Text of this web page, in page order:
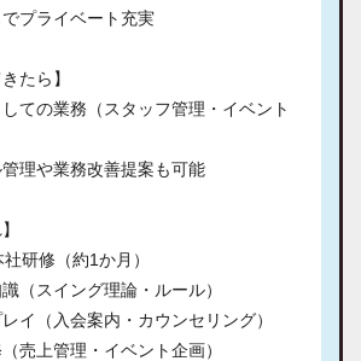
プライベート充実
たら】
しての業務（スタッフ管理・イベント
管理や業務改善提案も可能
社研修（約1か月）
識（スイング理論・ルール）
レイ（入会案内・カウンセリング）
売上管理・イベント企画）